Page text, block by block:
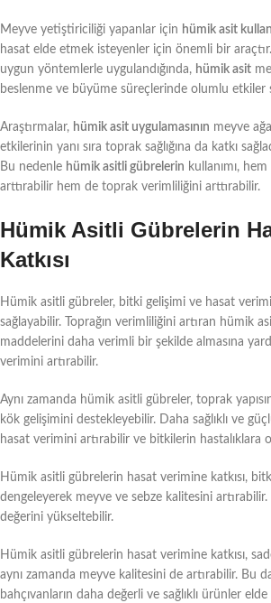
Meyve yetiştiriciliği yapanlar için hümik asit
hasat elde etmek isteyenler için önemli bir
uygun yöntemlerle uygulandığında, hümik asit
beslenme ve büyüme süreçlerinde olumlu etkiler
Araştırmalar, hümik asit uygulamasının meyve
etkilerinin yanı sıra toprak sağlığına da katkı
Bu nedenle hümik asitli gübrelerin kullanımı,
arttırabilir hem de toprak verimliliğini arttırabilir.
Hümik Asitli Gübrelerin
Katkısı
Hümik asitli gübreler, bitki gelişimi ve hasat
sağlayabilir. Toprağın verimliliğini artıran hümik
maddelerini daha verimli bir şekilde almasına
verimini artırabilir.
Aynı zamanda hümik asitli gübreler, toprak
kök gelişimini destekleyebilir. Daha sağlıklı ve
hasat verimini artırabilir ve bitkilerin hastalıklara
Hümik asitli gübrelerin hasat verimine katkısı,
dengeleyerek meyve ve sebze kalitesini
değerini yükseltebilir.
Hümik asitli gübrelerin hasat verimine katkısı,
aynı zamanda meyve kalitesini de artırabilir. Bu
bahçıvanların daha değerli ve sağlıklı ürünler